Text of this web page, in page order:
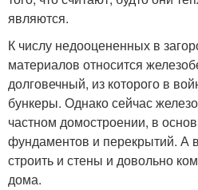
являются.
К числу недооцененных в
материалов относится
долговечный, из которого в
бункеры. Однако сейчас
частном домостроении, в
фундаментов и перекрытий. А
строить и стены и довольно
дома.